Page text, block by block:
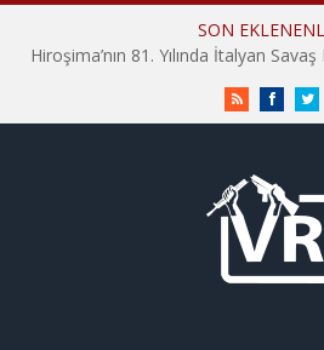
SON
RSS Facebook